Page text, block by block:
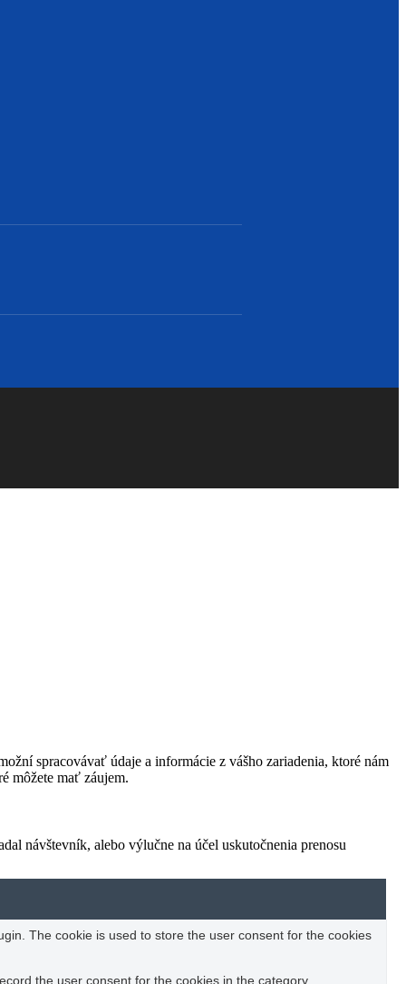
spracovávať údaje a informácie z vášho zariadenia, ktoré nám
môžete mať záujem.
návštevník, alebo výlučne na účel uskutočnenia prenosu
The cookie is used to store the user consent for the cookies
the user consent for the cookies in the category